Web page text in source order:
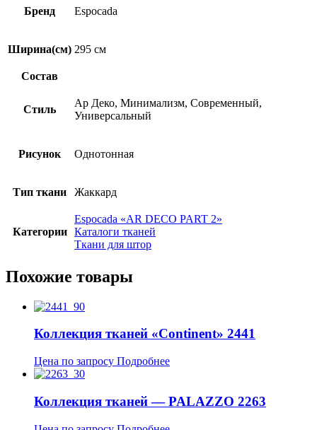
Бренд Espocada
Ширина(см) 295 см
Состав
Стиль
Ар Деко, Минимализм, Современный,
Универсальный
Рисунок Однотонная
Тип ткани Жаккард
Категории
Espocada «AR DECO PART 2»
Каталоги тканей
Ткани для штор
Похожие товары
Коллекция тканей «Continent» 2441
Цена по запросу Подробнее
Коллекция тканей — PALAZZO 2263